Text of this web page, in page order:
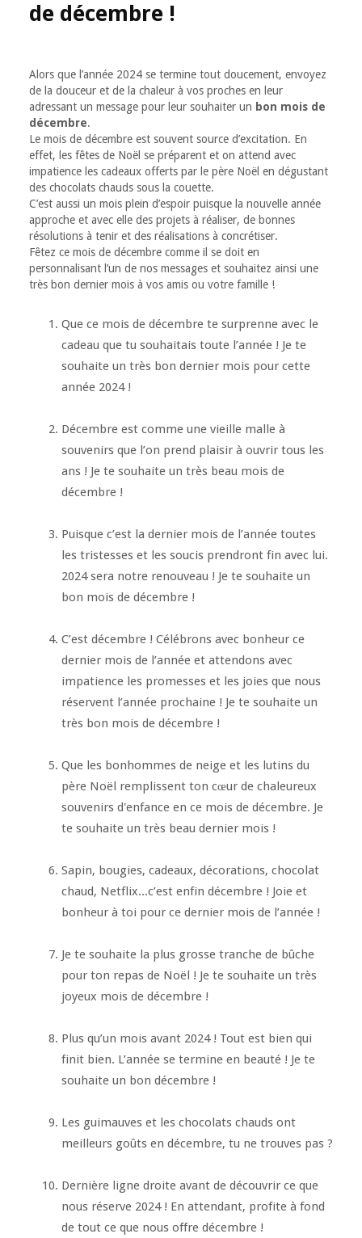
de décembre !
Alors que l’année 2024 se termine tout doucement, envoyez
de la douceur et de la chaleur à vos proches en leur
adressant un message pour leur souhaiter un bon mois de
décembre.
Le mois de décembre est souvent source d’excitation. En
effet, les fêtes de Noël se préparent et on attend avec
impatience les cadeaux offerts par le père Noël en dégustant
des chocolats chauds sous la couette.
C’est aussi un mois plein d’espoir puisque la nouvelle année
approche et avec elle des projets à réaliser, de bonnes
résolutions à tenir et des réalisations à concrétiser.
Fêtez ce mois de décembre comme il se doit en
personnalisant l’un de nos messages et souhaitez ainsi une
très bon dernier mois à vos amis ou votre famille !
Que ce mois de décembre te surprenne avec le
cadeau que tu souhaitais toute l’année ! Je te
souhaite un très bon dernier mois pour cette
année 2024 !
Décembre est comme une vieille malle à
souvenirs que l’on prend plaisir à ouvrir tous les
ans ! Je te souhaite un très beau mois de
décembre !
Puisque c’est la dernier mois de l’année toutes
les tristesses et les soucis prendront fin avec lui.
2024 sera notre renouveau ! Je te souhaite un
bon mois de décembre !
C’est décembre ! Célébrons avec bonheur ce
dernier mois de l’année et attendons avec
impatience les promesses et les joies que nous
réservent l’année prochaine ! Je te souhaite un
très bon mois de décembre !
Que les bonhommes de neige et les lutins du
père Noël remplissent ton cœur de chaleureux
souvenirs d'enfance en ce mois de décembre. Je
te souhaite un très beau dernier mois !
Sapin, bougies, cadeaux, décorations, chocolat
chaud, Netflix...c’est enfin décembre ! Joie et
bonheur à toi pour ce dernier mois de l’année !
Je te souhaite la plus grosse tranche de bûche
pour ton repas de Noël ! Je te souhaite un très
joyeux mois de décembre !
Plus qu’un mois avant 2024 ! Tout est bien qui
finit bien. L’année se termine en beauté ! Je te
souhaite un bon décembre !
Les guimauves et les chocolats chauds ont
meilleurs goûts en décembre, tu ne trouves pas ?
Dernière ligne droite avant de découvrir ce que
nous réserve 2024 ! En attendant, profite à fond
de tout ce que nous offre décembre !